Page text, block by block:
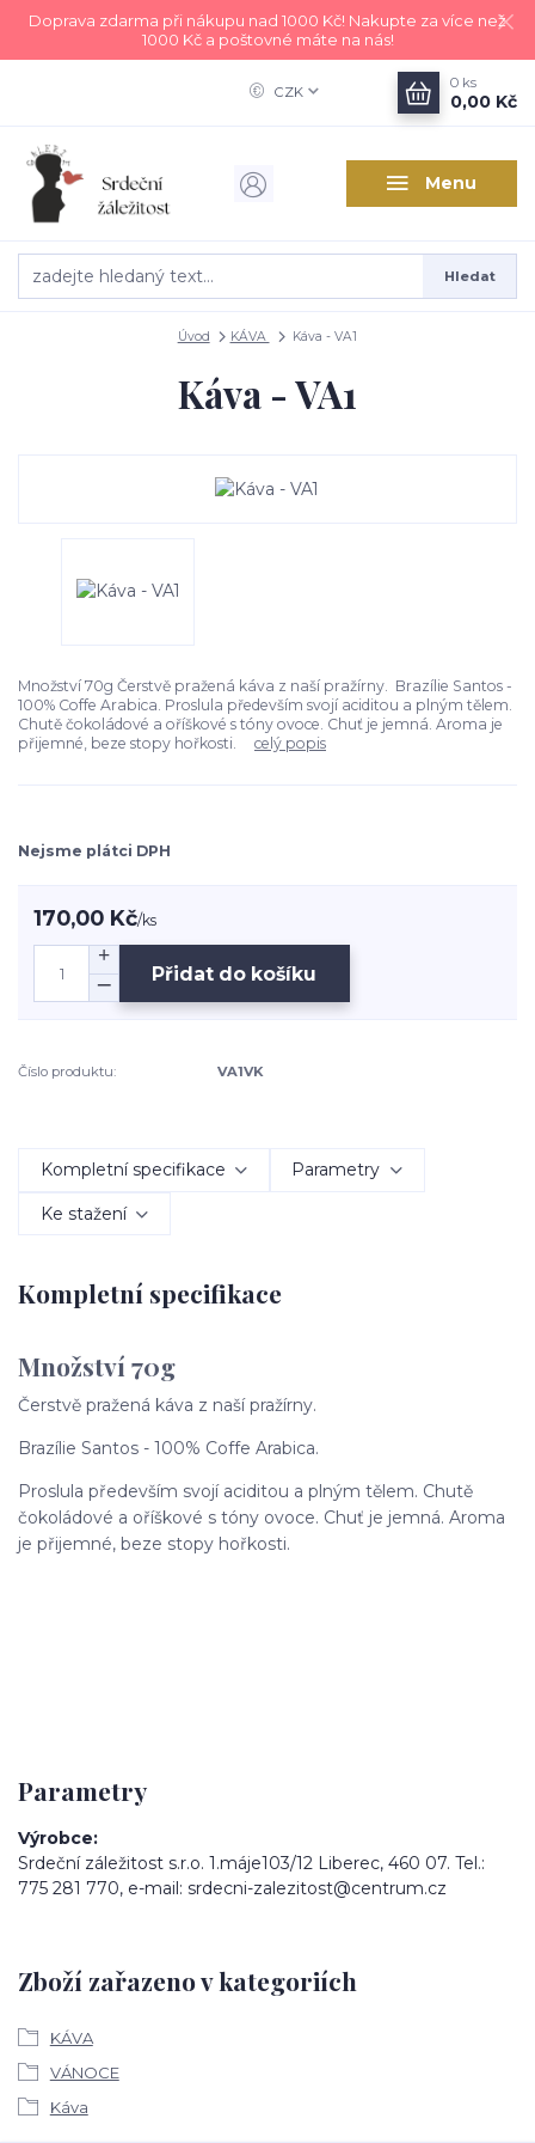
Doprava zdarma při nákupu nad 1000 Kč! Nakupte za více než
1000 Kč a poštovné máte na nás!
Menu
CZK
Hledat
0 ks
0,00 Kč
Úvod KÁVA Káva - VA1
Káva - VA1
Množství 70g Čerstvě pražená káva z naší pražírny. Brazílie Santos -
100% Coffe Arabica. Proslula především svojí aciditou a plným tělem.
Chutě čokoládové a oříškové s tóny ovoce. Chuť je jemná. Aroma je
přijemné, beze stopy hořkosti. celý popis
Nejsme plátci DPH
170,00 Kč/ks
Přidat do košíku
Číslo produktu: VA1VK
Kompletní specifikace Parametry
Ke stažení
Kompletní specifikace
Množství 70g
Čerstvě pražená káva z naší pražírny.
Brazílie Santos - 100% Coffe Arabica.
Proslula především svojí aciditou a plným tělem. Chutě
čokoládové a oříškové s tóny ovoce. Chuť je jemná. Aroma
je přijemné, beze stopy hořkosti.
Parametry
Výrobce
Srdeční záležitost s.r.o. 1.máje103/12 Liberec, 460 07. Tel.:
775 281 770, e-mail: srdecni-zalezitost@centrum.cz
Zboží zařazeno v kategoriích
KÁVA
VÁNOCE
Káva